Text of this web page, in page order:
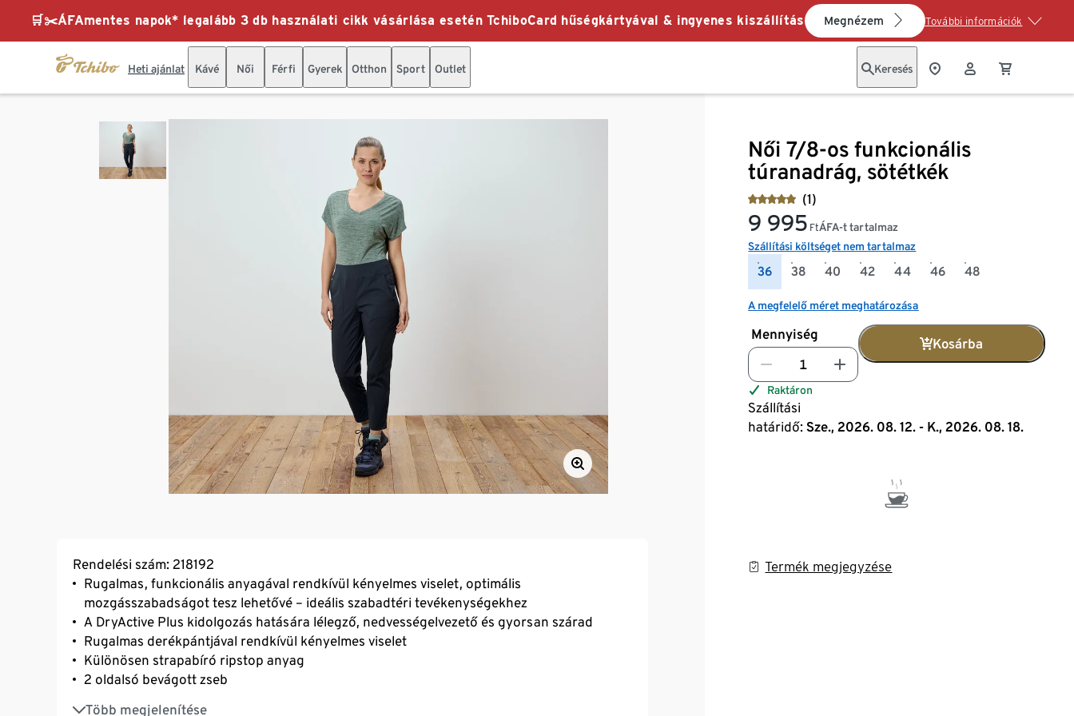
🛒✂️ÁFAmentes napok* legalább 3 db használati cikk vásárlása esetén TchiboCard hűségkártyával & ingyenes kiszállítás Megnézem További információk
Heti ajánlat Kávé Női Férfi Gyerek Otthon Sport Outlet Keresés
Női 7/8-os funkcionális
túranadrág, sötétkék
(1)
9 995 FtÁFA-t tartalmaz
Szállítási költséget nem tartalmaz
36 38 40 42 44 46 48
A megfelelő méret meghatározása
Mennyiség
Kosárba
Raktáron
Szállítási
határidő: Sze., 2026. 08. 12. - K., 2026. 08. 18.
Termék megjegyzése
Rendelési szám: 218192
Rugalmas, funkcionális anyagával rendkívül kényelmes viselet, optimális
mozgásszabadságot tesz lehetővé – ideális szabadtéri tevékenységekhez
A DryActive Plus kidolgozás hatására lélegző, nedvességelvezető és gyorsan szárad
Rugalmas derékpántjával rendkívül kényelmes viselet
Különösen strapabíró ripstop anyag
2 oldalsó bevágott zseb
Több megjelenítése
Tépőzáras farzseb